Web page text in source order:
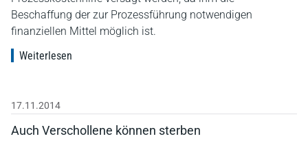
Beschaffung der zur Prozessführung notwendigen
finanziellen Mittel möglich ist.
Weiterlesen
17.11.2014
Auch Verschollene können sterben